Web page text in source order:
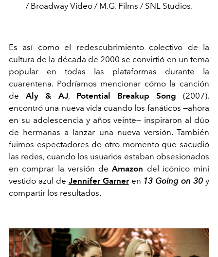
/ Broadway Video / M.G. Films / SNL Studios.
Es así como el redescubrimiento colectivo de la
cultura de la década de 2000 se convirtió en un tema
popular en todas las plataformas durante la
cuarentena. Podríamos mencionar cómo la canción
de Aly & AJ, Potential Breakup Song (2007),
encontró una nueva vida cuando los fanáticos —ahora
en su adolescencia y años veinte— inspiraron al dúo
de hermanas a lanzar una nueva versión. También
fuimos espectadores de otro momento que sacudió
las redes, cuando los usuarios estaban obsesionados
en comprar la versión deAmazon del icónico mini
vestido azul de Jennifer Garneren 13 Going on 30 y
compartir los resultados.